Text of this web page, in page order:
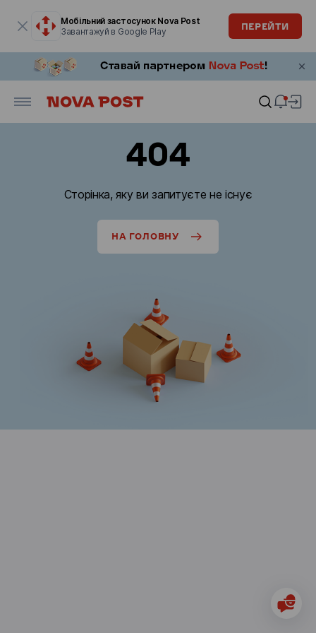
Мобільний застосунок Nova Post
Завантажуй в Google Play
ПЕРЕЙТИ
404
Сторінка, яку ви запитуєте не існує
НА ГОЛОВНУ